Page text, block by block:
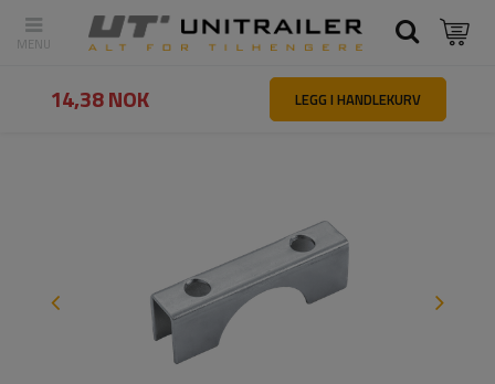
Tilbake Hovedside Reservedeler og tilbehør til tilhengere
14,38 NOK LEGG I HANDLEKURV